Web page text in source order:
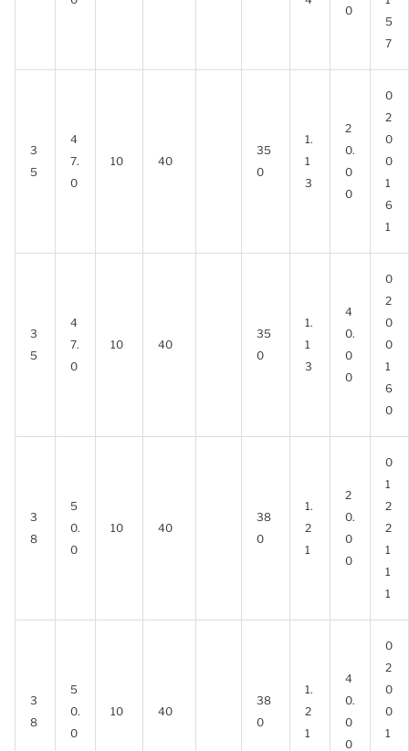
0
5
7
3
5
4
7.
0
10 40
35
0
1.
1
3
2
0.
0
0
0
2
0
0
1
6
1
3
5
4
7.
0
10 40
35
0
1.
1
3
4
0.
0
0
0
2
0
0
1
6
0
3
8
5
0.
0
10 40
38
0
1.
2
1
2
0.
0
0
0
1
2
2
1
1
1
3
8
5
0.
0
10 40
38
0
1.
2
1
4
0.
0
0
0
2
0
0
1